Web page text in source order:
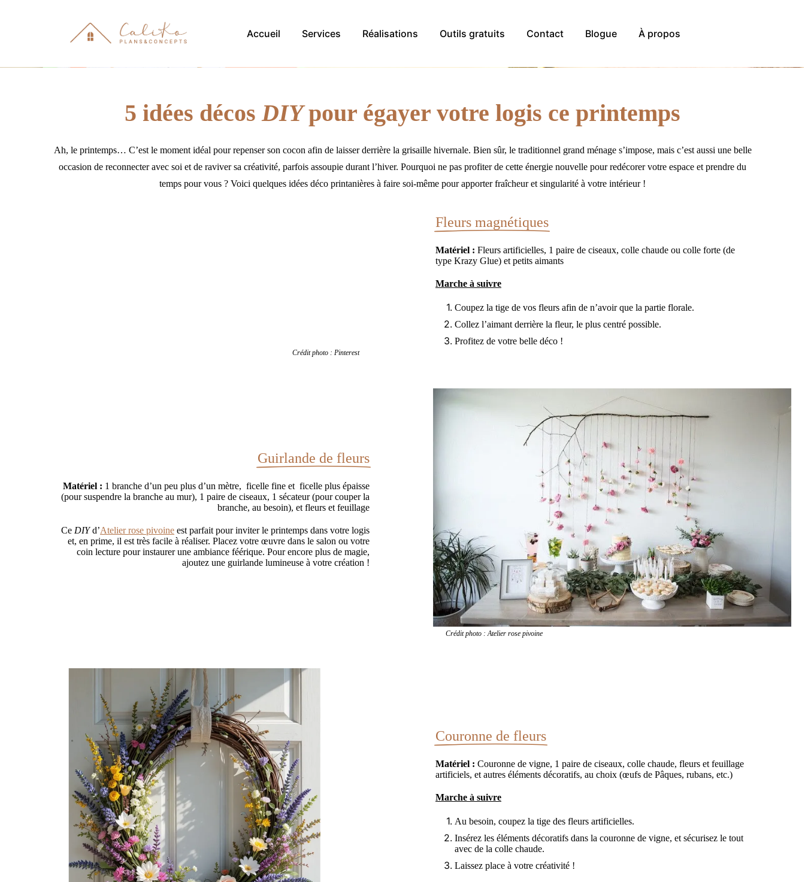
Accueil Services Réalisations Outils gratuits Contact Blogue À propos
5 idées décosDIYpour égayer votre logis ce printemps
Ah, le printemps… C’est le moment idéal pour repenser son cocon afin de laisser derrière la grisaille hivernale. Bien sûr, le traditionnel grand ménage s’impose, mais c’est aussi une belle
occasion de reconnecter avec soi et de raviver sa créativité, parfois assoupie durant l’hiver. Pourquoi ne pas profiter de cette énergie nouvelle pour redécorer votre espace et prendre du
temps pour vous ? Voici quelques idées déco printanières à faire soi-même pour apporter fraîcheur et singularité à votre intérieur !
Fleurs magnétiques
Matériel : Fleurs artificielles, 1 paire de ciseaux, colle chaude ou colle forte (de
type Krazy Glue) et petits aimants
Marche à suivre
Coupez la tige de vos fleurs afin de n’avoir que la partie florale.
Collez l’aimant derrière la fleur, le plus centré possible.
Profitez de votre belle déco !
Crédit photo : Pinterest
Guirlande de fleurs
Matériel : 1 branche d’un peu plus d’un mètre, ficelle fine et ficelle plus épaisse
(pour suspendre la branche au mur), 1 paire de ciseaux, 1 sécateur (pour couper la
branche, au besoin), et fleurs et feuillage
Ce DIYd’Atelier rose pivoine est parfait pour inviter le printemps dans votre logis
et, en prime, il est très facile à réaliser. Placez votre œuvre dans le salon ou votre
coin lecture pour instaurer une ambiance féérique. Pour encore plus de magie,
ajoutez une guirlande lumineuse à votre création !
Crédit photo : Atelier rose pivoine
Couronne de fleurs
Matériel : Couronne de vigne, 1 paire de ciseaux, colle chaude, fleurs et feuillage
artificiels, et autres éléments décoratifs, au choix (œufs de Pâques, rubans, etc.)
Marche à suivre
Au besoin, coupez la tige des fleurs artificielles.
Insérez les éléments décoratifs dans la couronne de vigne, et sécurisez le tout
avec de la colle chaude.
Laissez place à votre créativité !